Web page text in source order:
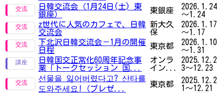
日韓交流会（1月24日(土) 東
銀座）
東銀座
2026.1.24
～1.24
z世代に人気のカフェで、日韓
交流会
新大久
保
2026.1.17
～1.17
下北沢日韓交流会－1月の開催
日程
東京都
2026.1.10
～1.31
日韓国交正常化60周年記念事
業「トークセッション 国...
オンラ
イン...
2025.12.2
3～12.23
선물을 잃어버렸다고? 산타를
도와주세요!（プレゼ...
東京都
2025.12.2
1～12.21